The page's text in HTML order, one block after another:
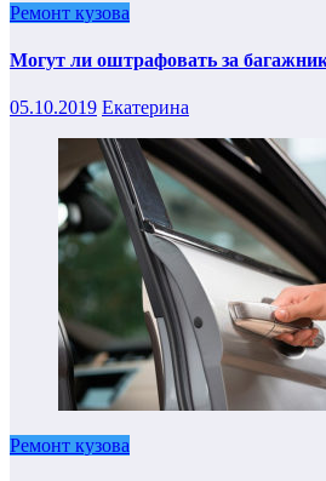
Ремонт кузова
Могут ли оштрафовать за
05.10.2019 Екатерина
Ремонт кузова